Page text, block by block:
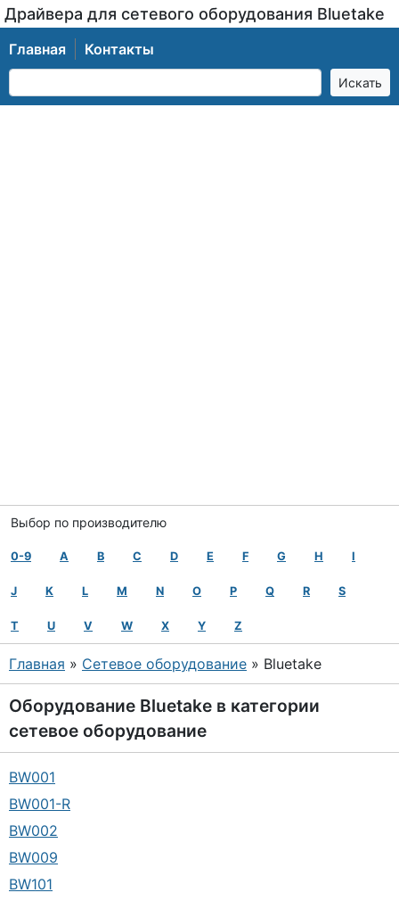
Драйвера для сетевого оборудования Bluetake
Главная Контакты
Выбор по производителю
0-9 A B C D E F G H I
J K L M N O P Q R S
T U V W X Y Z
Главная » Сетевое оборудование » Bluetake
Оборудование Bluetake в категории
сетевое оборудование
BW001
BW001-R
BW002
BW009
BW101